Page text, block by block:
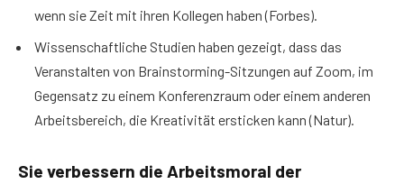
wenn sie Zeit mit ihren Kollegen haben (Forbes).
Wissenschaftliche Studien haben gezeigt, dass das
Veranstalten von Brainstorming-Sitzungen auf Zoom, im
Gegensatz zu einem Konferenzraum oder einem anderen
Arbeitsbereich, die Kreativität ersticken kann (Natur).
Sie verbessern die Arbeitsmoral der